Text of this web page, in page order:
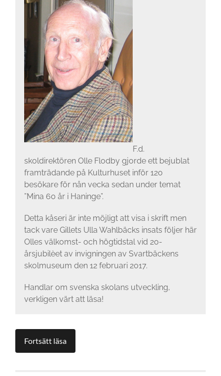
F.d.
skoldirektören Olle Flodby gjorde ett bejublat
framträdande på Kulturhuset inför 120
besökare för nån vecka sedan under temat
”Mina 60 år i Haninge”.
Detta kåseri är inte möjligt att visa i skrift men
tack vare Gillets Ulla Wahlbäcks insats följer här
Olles välkomst- och högtidstal vid 20-
årsjubilèet av invigningen av Svartbäckens
skolmuseum den 12 februari 2017.
Handlar om svenska skolans utveckling,
verkligen värt att läsa!
Fortsätt läsa